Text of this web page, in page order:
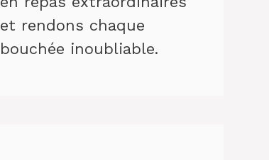
et rendons chaque
bouchée inoubliable.